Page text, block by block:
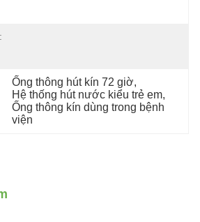
Ống thông hút kín 72 giờ,
Hệ thống hút nước kiểu trẻ em,
Ống thông kín dùng trong bệnh
viện